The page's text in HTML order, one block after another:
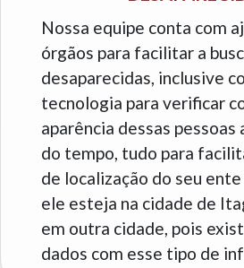
Nossa equipe conta com
órgãos para facilitar a
desaparecidas, inclusive
tecnologia para verificar
aparência dessas pessoas
do tempo, tudo para
de localização do seu
ele esteja na cidade de
em outra cidade, pois
dados com esse tipo de